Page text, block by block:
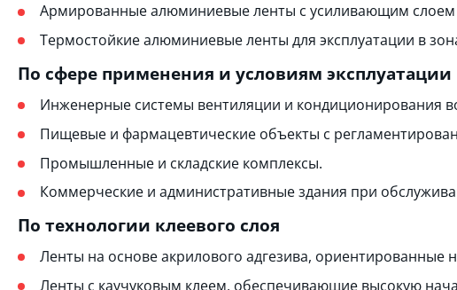
Армированные алюминиевые ленты с усиливающим слоем
Термостойкие алюминиевые ленты для эксплуатации в
По сфере применения и условиям эксплуатации
Инженерные системы вентиляции и кондиционирования
Пищевые и фармацевтические объекты с
Промышленные и складские комплексы.
Коммерческие и административные здания при
По технологии клеевого слоя
Ленты на основе акрилового адгезива, ориентированные
Ленты с каучуковым клеем, обеспечивающие высокую